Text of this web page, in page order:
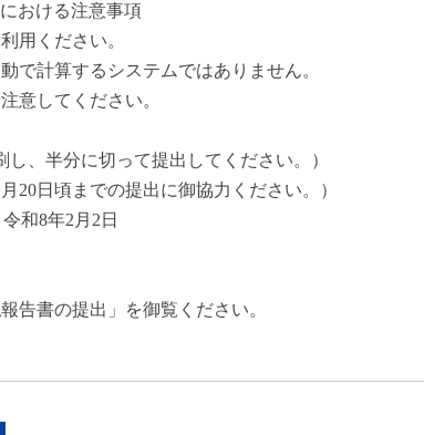
おける注意事項
用ください。
で計算するシステムではありません。
意してください。
、半分に切って提出してください。）
20日頃までの提出に御協力ください。）
和8年2月2日
告書の提出」を御覧ください。